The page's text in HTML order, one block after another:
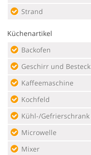
Strand
Küchenartikel
Backofen
Geschirr und Besteck
Kaffeemaschine
Kochfeld
Kühl-/Gefrierschrank
Microwelle
Mixer